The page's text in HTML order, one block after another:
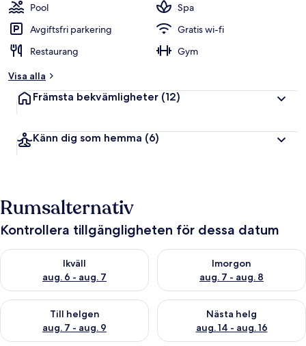
Pool
Spa
Avgiftsfri parkering
Gratis wi-fi
Restaurang
Gym
Visa alla
Främsta bekvämligheter (12)
Känn dig som hemma (6)
Rumsalternativ
Kontrollera tillgängligheten för dessa datum
Ikväll
aug. 6 - aug. 7
Kontrollera tillgängligheten för ikväll aug. 6 - aug. 7
Imorgon
aug. 7 - aug. 8
Kontrollera tillgängligheten
Till helgen
aug. 7 - aug. 9
Kontrollera tillgängligheten för den här helgen aug. 7 - aug. 9
Nästa helg
aug. 14 - aug. 16
Kontrollera tillgängligheten